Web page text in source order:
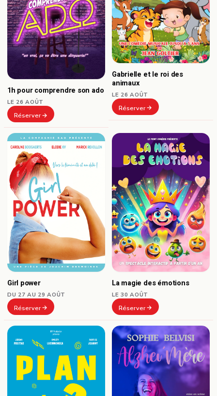
1h pour comprendre son ado
LE 26 AOÛT
Réserver
Gabrielle et le roi des
animaux
LE 26 AOÛT
Réserver
Girl power
DU 27 AU 29 AOÛT
Réserver
La magie des émotions
LE 30 AOÛT
Réserver